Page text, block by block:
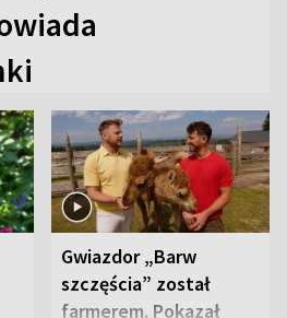
Gwiazdor „Barw
szczęścia” został
farmerem. Pokazał